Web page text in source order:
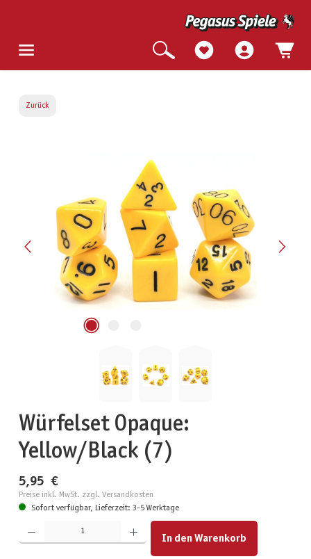
Zurück
Würfelset Opaque:
Yellow/Black (7)
5,95 €
Preise inkl. MwSt. zzgl. Versandkosten
Sofort verfügbar, Lieferzeit: 3-5 Werktage
Produkt Anzahl: Gib den gewünschten Wert ein oder benutze die Schaltflächen um die Anzahl zu
In den Warenkorb